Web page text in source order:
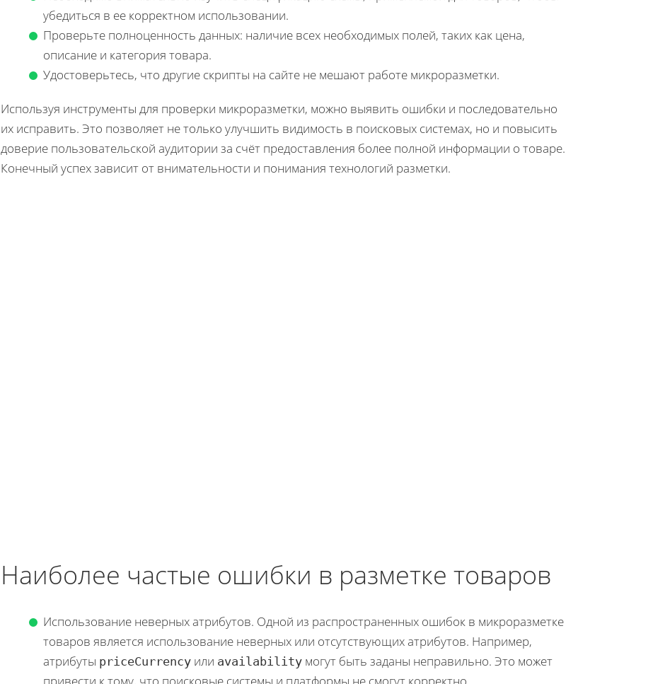
убедиться в ее корректном использовании.
Проверьте полноценность данных: наличие всех необходимых полей, таких как цена,
описание и категория товара.
Удостоверьтесь, что другие скрипты на сайте не мешают работе микроразметки.
Используя инструменты для проверки микроразметки, можно выявить ошибки и последовательно
их исправить. Это позволяет не только улучшить видимость в поисковых системах, но и повысить
доверие пользовательской аудитории за счёт предоставления более полной информации о товаре.
Конечный успех зависит от внимательности и понимания технологий разметки.
Наиболее частые ошибки в разметке товаров
Использование неверных атрибутов. Одной из распространенных ошибок в микроразметке
товаров является использование неверных или отсутствующих атрибутов. Например,
атрибуты priceCurrency или availability могут быть заданы неправильно. Это может